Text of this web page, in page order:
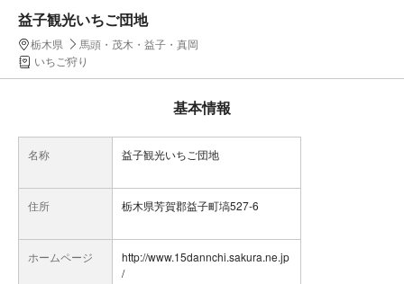
益子観光いちご団地
栃木県
馬頭・茂木・益子・真岡
いちご狩り
基本情報
名称 益子観光いちご団地
住所 栃木県芳賀郡益子町塙527-6
ホームページ
http://www.15dannchi.sakura.ne.jp
/